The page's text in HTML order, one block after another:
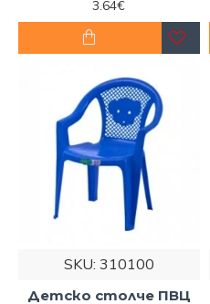
Или като се свържете с
3.64€
SKU: 310100
Детско столче ПВЦ